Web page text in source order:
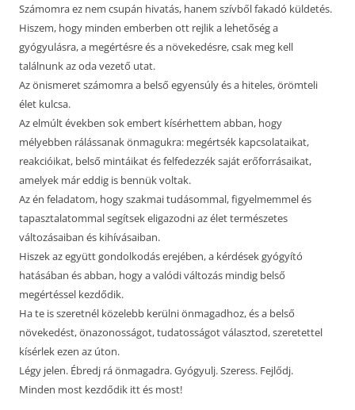
Számomra ez nem csupán hivatás, hanem szívből fakadó küldetés.
Hiszem, hogy minden emberben ott rejlik a lehetőség a
gyógyulásra, a megértésre és a növekedésre, csak meg kell
találnunk az oda vezető utat.
Az önismeret számomra a belső egyensúly és a hiteles, örömteli
élet kulcsa.
Az elmúlt években sok embert kísérhettem abban, hogy
mélyebben rálássanak önmagukra: megértsék kapcsolataikat,
reakcióikat, belső mintáikat és felfedezzék saját erőforrásaikat,
amelyek már eddig is bennük voltak.
Az én feladatom, hogy szakmai tudásommal, figyelmemmel és
tapasztalatommal segítsek eligazodni az élet természetes
változásaiban és kihívásaiban.
Hiszek az együtt gondolkodás erejében, a kérdések gyógyító
hatásában és abban, hogy a valódi változás mindig belső
megértéssel kezdődik.
Ha te is szeretnél közelebb kerülni önmagadhoz, és a belső
növekedést, önazonosságot, tudatosságot választod, szeretettel
kísérlek ezen az úton.
Légy jelen. Ébredj rá önmagadra. Gyógyulj. Szeress. Fejlődj.
Minden most kezdődik itt és most!